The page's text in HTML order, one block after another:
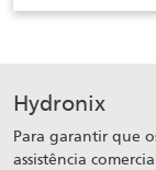
Hydronix
Para garantir que
assistência